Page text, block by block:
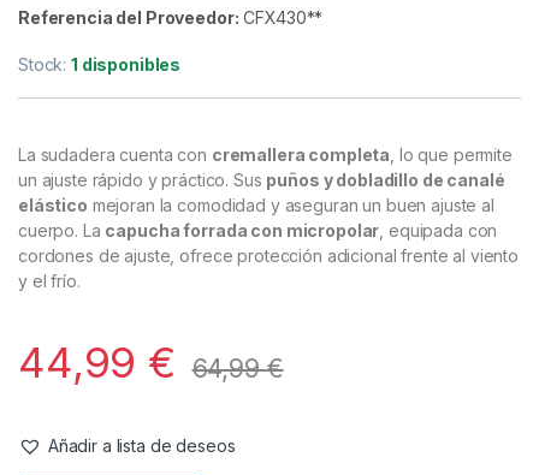
Ropa Sudaderas
Fox Sudadera Camo Cremallera
Premium 310 – 2XL
Stock: 1 disponibles
La sudadera cuenta concremallera completa